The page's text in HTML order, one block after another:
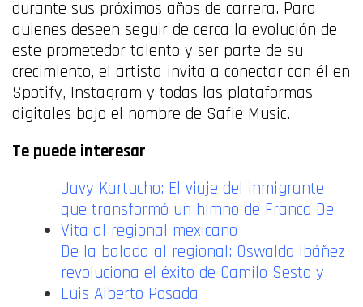
durante sus próximos años de carrera. Para
quienes deseen seguir de cerca la evolución de
este prometedor talento y ser parte de su
crecimiento, el artista invita a conectar con él en
Spotify, Instagram y todas las plataformas
digitales bajo el nombre de Safie Music.
Te puede interesar
Javy Kartucho: El viaje del inmigrante
que transformó un himno de Franco De
Vita al regional mexicano
De la balada al regional: Oswaldo Ibáñez
revoluciona el éxito de Camilo Sesto y
Luis Alberto Posada